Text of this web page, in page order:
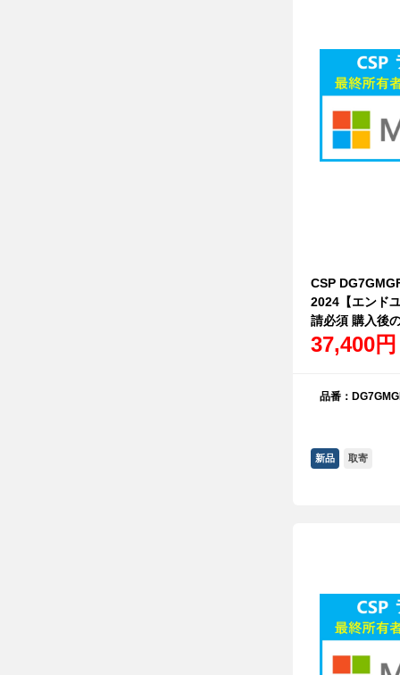
CSP
2024【エンド
請必須 購入後
37,400円
品番：
新品 取寄